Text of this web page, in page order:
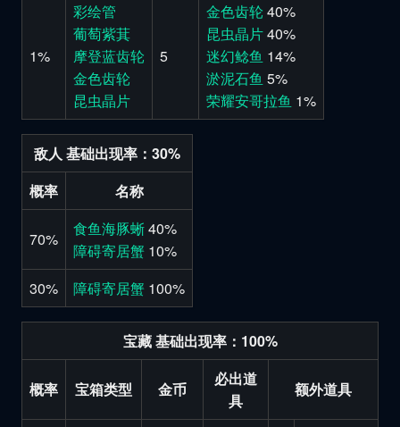
1%
彩绘管
葡萄紫萁
摩登蓝齿轮
金色齿轮
昆虫晶片
5
金色齿轮 40%
昆虫晶片40%
迷幻鲶鱼 14%
淤泥石鱼 5%
荣耀安哥拉鱼 1%
敌人 基础出现率：30%
概率
名称
70%
食鱼海豚蜥40%
障碍寄居蟹 10%
30%
障碍寄居蟹 100%
宝藏 基础出现率：100%
概率 宝箱类型 金币
必出道
具
额外道具